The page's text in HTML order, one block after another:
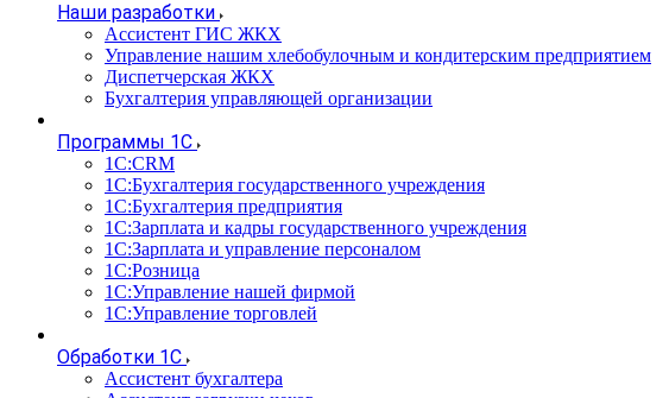
Наши разработки
Ассистент ГИС ЖКХ
Управление нашим хлебобулочным и кондитерским предприятием
Диспетчерская ЖКХ
Бухгалтерия управляющей организации
Программы 1С
1С:CRM
1С:Бухгалтерия государственного учреждения
1С:Бухгалтерия предприятия
1С:Зарплата и кадры государственного учреждения
1С:Зарплата и управление персоналом
1С:Розница
1С:Управление нашей фирмой
1С:Управление торговлей
Обработки 1С
Ассистент бухгалтера